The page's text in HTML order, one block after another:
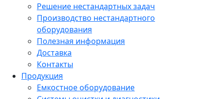
Решение нестандартных задач
Производство нестандартного
оборудования
Полезная информация
Доставка
Контакты
Продукция
Емкостное оборудование